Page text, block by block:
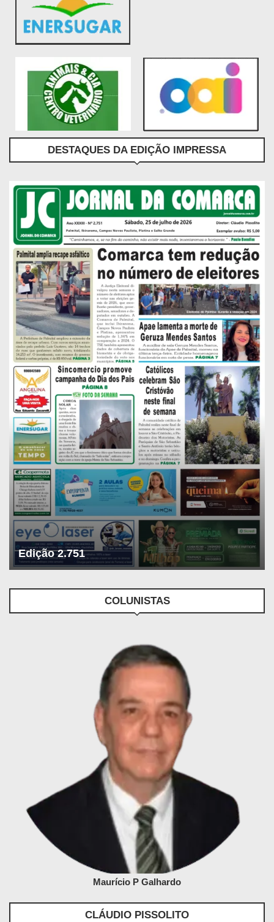
DESTAQUES DA EDIÇÃO IMPRESSA
Edição 2.751
COLUNISTAS
Maurício P Galhardo
CLÁUDIO PISSOLITO